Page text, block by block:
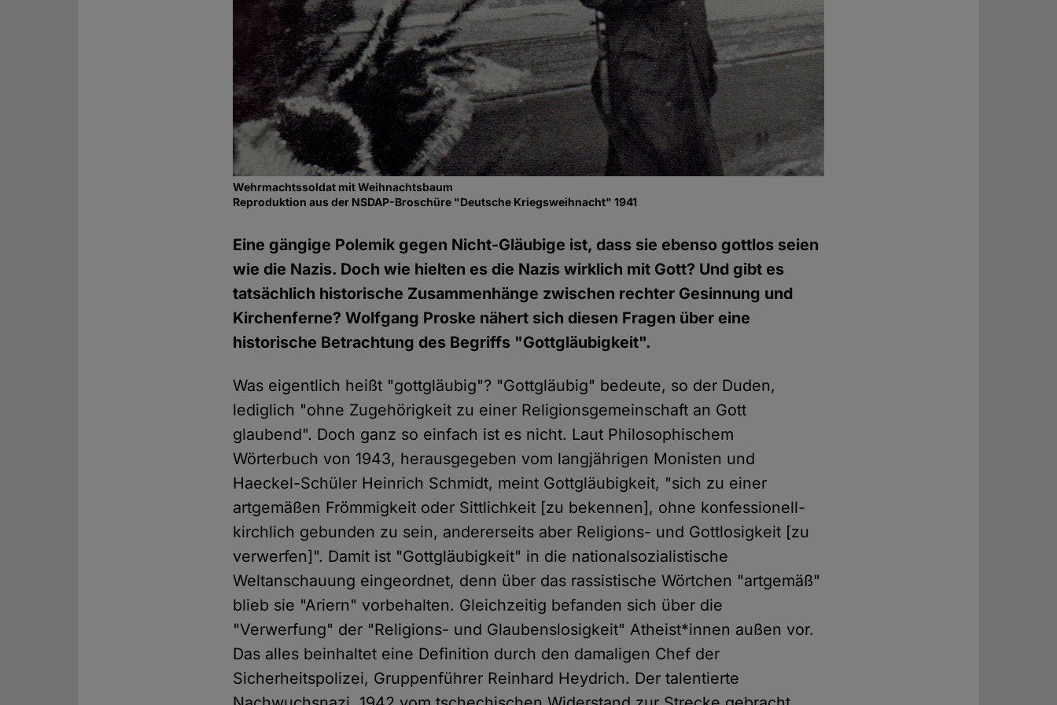
Wehrmachtssoldat mit Weihnachtsbaum
Reproduktion aus der NSDAP-Broschüre "Deutsche Kriegsweihnacht" 1941
Eine gängige Polemik gegen Nicht-Gläubige ist, dass sie ebenso gottlos seien
wie die Nazis. Doch wie hielten es die Nazis wirklich mit Gott? Und gibt es
tatsächlich historische Zusammenhänge zwischen rechter Gesinnung und
Kirchenferne? Wolfgang Proske nähert sich diesen Fragen über eine
historische Betrachtung des Begriffs "Gottgläubigkeit".
Was eigentlich heißt "gottgläubig"? "Gottgläubig" bedeute, so der Duden,
lediglich "ohne Zugehörigkeit zu einer Religionsgemeinschaft an Gott
glaubend". Doch ganz so einfach ist es nicht. Laut Philosophischem
Wörterbuch von 1943, herausgegeben vom langjährigen Monisten und
Haeckel-Schüler Heinrich Schmidt, meint Gottgläubigkeit, "sich zu einer
artgemäßen Frömmigkeit oder Sittlichkeit [zu bekennen], ohne konfessionell-
kirchlich gebunden zu sein, andererseits aber Religions- und Gottlosigkeit [zu
verwerfen]". Damit ist "Gottgläubigkeit" in die nationalsozialistische
Weltanschauung eingeordnet, denn über das rassistische Wörtchen "artgemäß"
blieb sie "Ariern" vorbehalten. Gleichzeitig befanden sich über die
"Verwerfung" der "Religions- und Glaubenslosigkeit" Atheist*innen außen vor.
Das alles beinhaltet eine Definition durch den damaligen Chef der
Sicherheitspolizei, Gruppenführer Reinhard Heydrich. Der talentierte